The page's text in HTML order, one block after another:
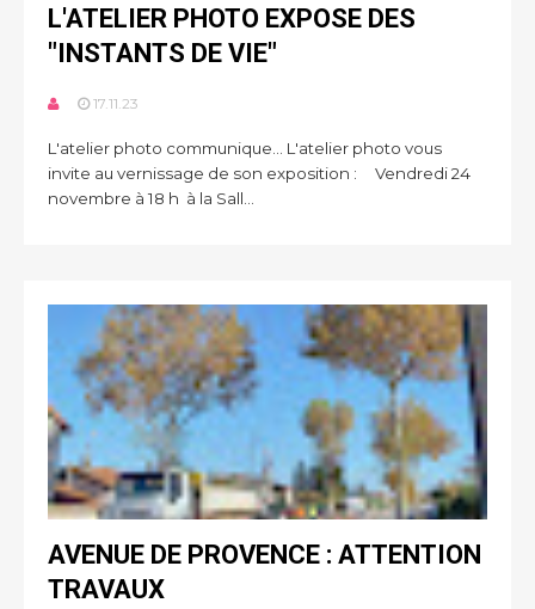
L'ATELIER PHOTO EXPOSE DES
"INSTANTS DE VIE"
17.11.23
L'atelier photo communique… L'atelier photo vous
invite au vernissage de son exposition : Vendredi 24
novembre à 18 h à la Sall...
AVENUE DE PROVENCE : ATTENTION
TRAVAUX